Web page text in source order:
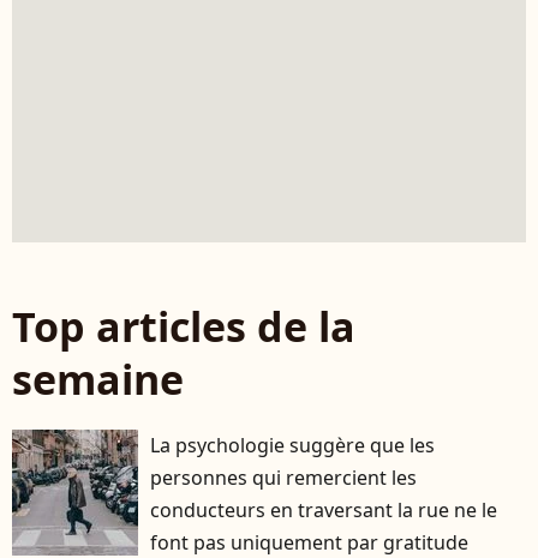
Top articles de la
semaine
La psychologie suggère que les
personnes qui remercient les
conducteurs en traversant la rue ne le
font pas uniquement par gratitude